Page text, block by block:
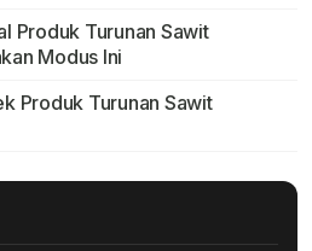
Produk Turunan Sawit
Modus Ini
Produk Turunan Sawit